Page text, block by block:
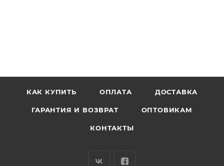
КАК КУПИТЬ ОПЛАТА ДОСТАВКА
ГАРАНТИЯ И ВОЗВРАТ ОПТОВИКАМ
КОНТАКТЫ